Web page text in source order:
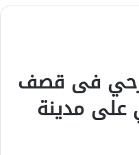
فى قصف
على مدينة